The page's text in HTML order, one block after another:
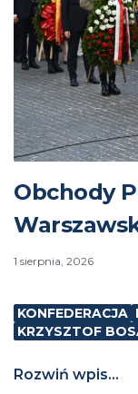
Obchody
1 sierpnia, 2026
KONFEDERACJA
KRZYSZTOF
Rozwiń wpis...